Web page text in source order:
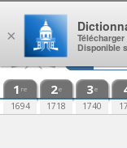
Aller au contenu
1 re
1694
2e
1718
3e
1740
×
Disponible